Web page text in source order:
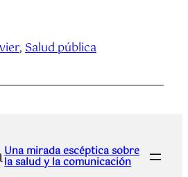
, Salud pública
Una mirada escéptica sobre
la salud y la comunicación